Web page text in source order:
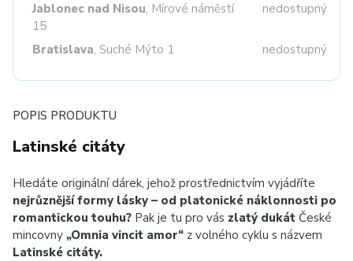
Jablonec nad Nisou, Mírové náměstí
15
nedostupný
Bratislava, Suché Mýto 1 nedostupný
POPIS PRODUKTU
Latinské citáty
Hledáte originální dárek, jehož prostřednictvím vyjádříte
nejrůznější formy lásky – od platonické náklonnosti po
romantickou touhu? Pak je tu pro vás zlatý dukát České
mincovny „Omnia vincit amor“ z volného cyklu s názvem
Latinské citáty.